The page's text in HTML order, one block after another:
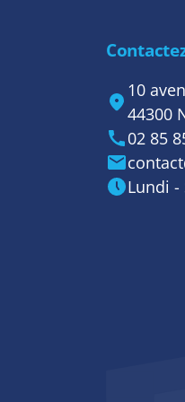
10
44300
02 85
Lundi -